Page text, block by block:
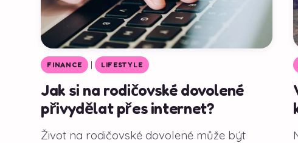
Jak si na rodičovské dovolené
přivydělat přes internet?
Život na rodičovské dovolené může být
FINANCE | LIFESTYLE